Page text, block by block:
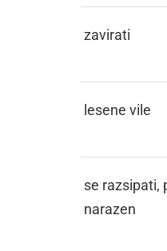
zavirati
lesene vile
se razsipati,
narazen